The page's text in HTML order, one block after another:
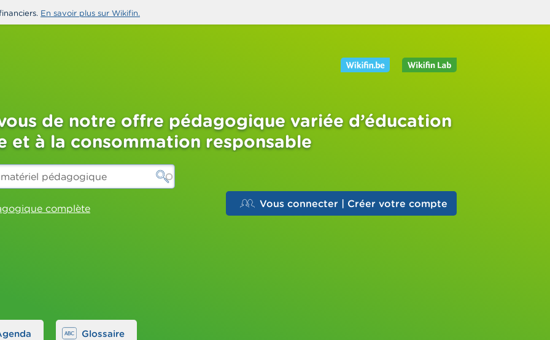
En savoir plus sur Wikifin.
de notre offre pédagogique variée d’éducation
et à la consommation responsable
complète Vous connecter | Créer votre compte
Glossaire